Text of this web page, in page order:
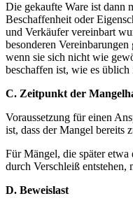
Die gekaufte Ware ist dann
Beschaffenheit oder
und Verkäufer vereinbart
besonderen
wenn sie sich nicht wie
beschaffen ist, wie es
C. Zeitpunkt der
Voraussetzung für einen
ist, dass der Mangel bereits
Für Mängel, die später etwa
durch Verschleiß entstehen,
D. Beweislast